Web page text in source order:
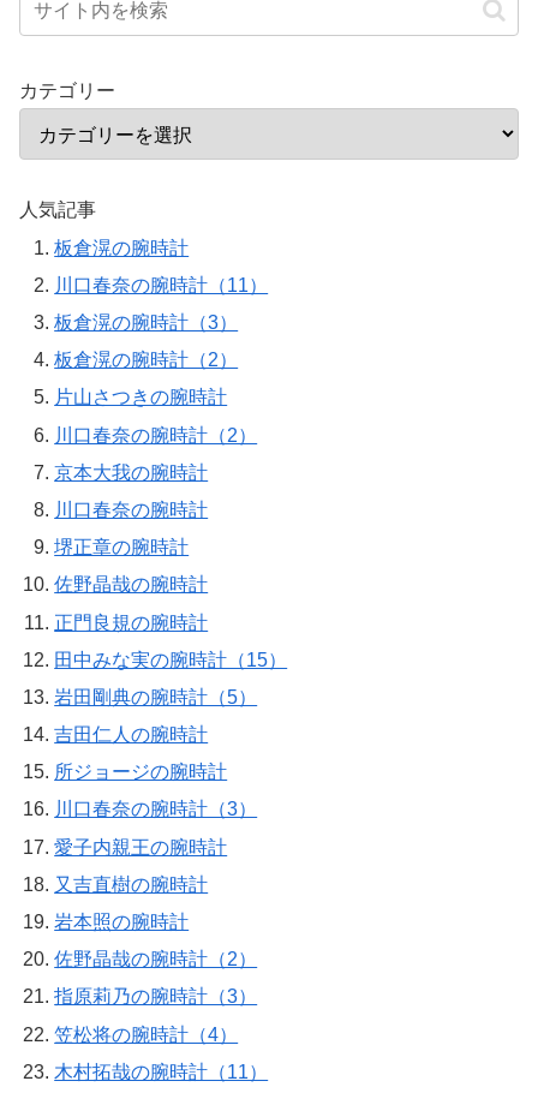
カテゴリー
人気記事
板倉滉の腕時計
川口春奈の腕時計（11）
板倉滉の腕時計（3）
板倉滉の腕時計（2）
片山さつきの腕時計
川口春奈の腕時計（2）
京本大我の腕時計
川口春奈の腕時計
堺正章の腕時計
佐野晶哉の腕時計
正門良規の腕時計
田中みな実の腕時計（15）
岩田剛典の腕時計（5）
吉田仁人の腕時計
所ジョージの腕時計
川口春奈の腕時計（3）
愛子内親王の腕時計
又吉直樹の腕時計
岩本照の腕時計
佐野晶哉の腕時計（2）
指原莉乃の腕時計（3）
笠松将の腕時計（4）
木村拓哉の腕時計（11）